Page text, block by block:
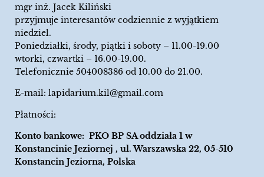
mgr inż. Jacek Kiliński
przyjmuje interesantów codziennie z wyjątkiem
niedziel.
Poniedziałki, środy, piątki i soboty – 11.00-19.00
wtorki, czwartki – 16.00-19.00.
Telefonicznie 504008386 od 10.00 do 21.00.
E-mail: lapidarium.kil@gmail.com
Płatności:
Konto bankowe: PKO BP SA oddziała 1 w
Konstancinie Jeziornej , ul. Warszawska 22, 05-510
Konstancin Jeziorna, Polska